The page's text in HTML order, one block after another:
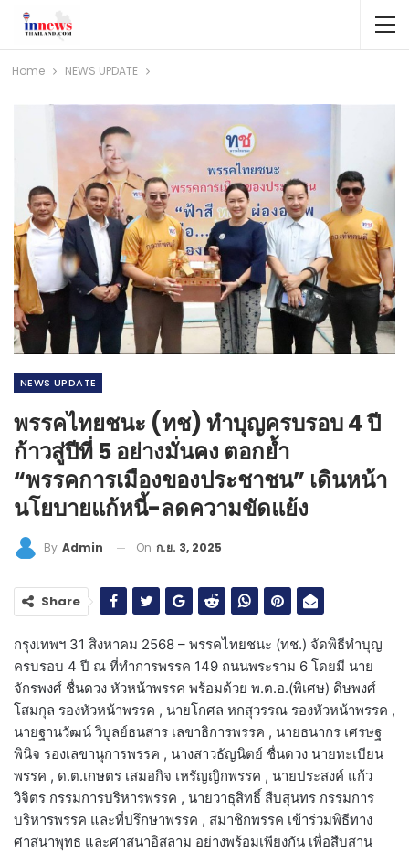
Home NEWS​ UPDATE
NEWS​ UPDATE
พรรคไทยชนะ (ทช) ทำบุญครบรอบ 4 ปี
ก้าวสู่ปีที่ 5 อย่างมั่นคง ตอกย้ำ
“พรรคการเมืองของประชาชน” เดินหน้า
นโยบายแก้หนี้-ลดความขัดแย้ง
By Admin On ก.ย. 3, 2025
Share
กรุงเทพฯ 31 สิงหาคม 2568 – พรรคไทยชนะ (ทช.) จัดพิธีทำบุญ
ครบรอบ 4 ปี ณ ที่ทำการพรรค 149 ถนนพระราม 6 โดยมี นาย
จักรพงศ์ ชื่นดวง หัวหน้าพรรค พร้อมด้วย พ.ต.อ.(พิเศษ) ดิษพงศ์
โสมกุล รองหัวหน้าพรรค , นายโกศล หกสุวรรณ รองหัวหน้าพรรค ,
นายฐานวัฒน์ วิบูลย์ธนสาร เลขาธิการพรรค , นายธนากร เศรษฐ
พินิจ รองเลขานุการพรรค , นางสาวธัญนิตย์ ชื่นดวง นายทะเบียน
พรรค , ด.ต.เกษตร เสมอกิจ เหรัญญิกพรรค , นายประสงค์ แก้ว
วิจิตร กรรมการบริหารพรรค , นายวาธุสิทธิ์ สืบสุนทร กรรมการ
บริหารพรรค และที่ปรึกษาพรรค , สมาชิกพรรค เข้าร่วมพิธีทาง
ศาสนาพุทธ และศาสนาอิสลาม อย่างพร้อมเพียงกัน เพื่อสืบสาน